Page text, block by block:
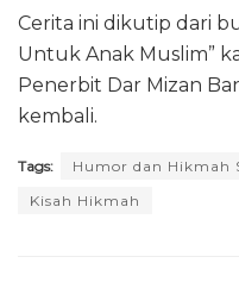
Cerita ini dikutip dari
Untuk Anak Muslim”
Penerbit Dar Mizan
kembali.
Tags: Humor dan Hikmah
Kisah Hikmah